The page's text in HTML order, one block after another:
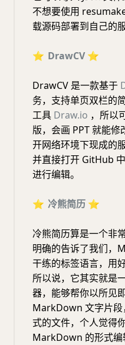
不想要使用
载源码部署到自己的
⭐️ DrawCV ⭐️
DrawCV 是一款基于
务，支持单页双栏的
工具 Draw.io ，所以
版，会画 PPT 就能
开网络环境下现成的
并直接打开 GitHub
进行编辑。
⭐️ 冷熊简历 ⭐️
冷熊简历算是一个非
明确的告诉了我们，
干练的标签语言，用
所以说，它其实就是
器，能够帮你以所见
MarkDown 文字片段
式的文件，个人觉得
MarkDown 的形式编